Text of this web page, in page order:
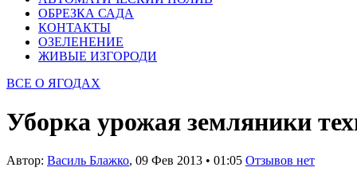
ОБРЕЗКА САДА
КОНТАКТЫ
ОЗЕЛЕНЕНИЕ
ЖИВЫЕ ИЗГОРОДИ
ВСЕ О ЯГОДАХ
Уборка урожая земляники
Автор: Василь Блажко, 09 Фев 2013 • 01:05 Отзывов нет